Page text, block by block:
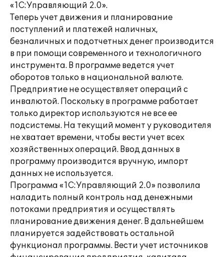
«1С:Управляющий 2.0».
Теперь учет движения и планирование
поступлений и платежей наличных,
безналичных и подотчетных денег производится
в при помощи современного и технологичного
инструмента. В программе ведется учет
оборотов только в национальной валюте.
Предприятие не осуществляет операций с
инвалютой. Поскольку в программе работает
только директор используются не все ее
подсистемы. На текущий момент у руководителя
не хватает времени, чтобы вести учет всех
хозяйственных операций. Ввод данных в
программу производится вручную, импорт
данных не используется.
Программа «1С:Управляющий 2.0» позволила
наладить полный контроль над денежными
потоками предприятия и осуществлять
планирование движения денег. В дальнейшем
планируется задействовать остальной
функционал программы. Вести учет источников